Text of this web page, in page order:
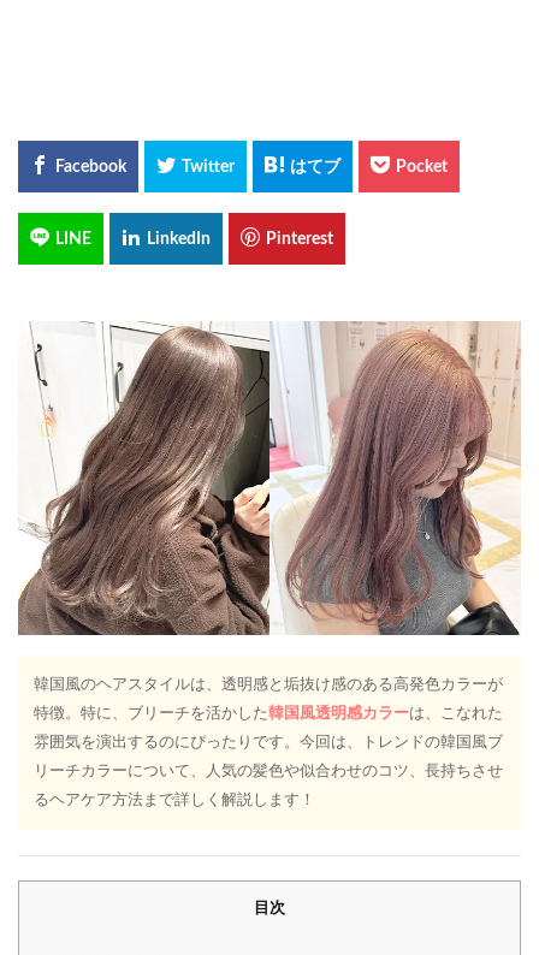
韓国風のヘアスタイルは、透明感と垢抜け感のある高発色カラーが
特徴。特に、ブリーチを活かした韓国風透明感カラーは、こなれた
雰囲気を演出するのにぴったりです。今回は、トレンドの韓国風ブ
リーチカラーについて、人気の髪色や似合わせのコツ、長持ちさせ
るヘアケア方法まで詳しく解説します！
目次